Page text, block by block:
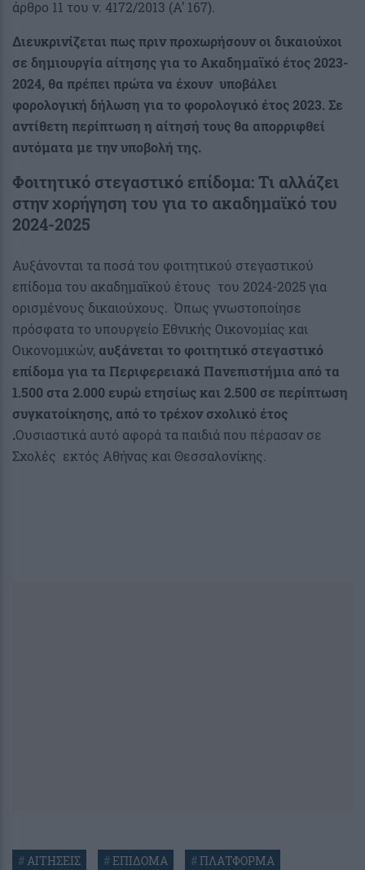
άρθρο 11 του ν. 4172/2013 (Α’ 167).
Διευκρινίζεται πως πριν προχωρήσουν οι δικαιούχοι
σε δημιουργία αίτησης για το Ακαδημαϊκό έτος 2023-
2024, θα πρέπει πρώτα να έχουν υποβάλει
φορολογική δήλωση για το φορολογικό έτος 2023. Σε
αντίθετη περίπτωση η αίτησή τους θα απορριφθεί
αυτόματα με την υποβολή της.
Φοιτητικό στεγαστικό επίδομα: Τι αλλάζει
στην χορήγηση του για το ακαδημαϊκό του
2024-2025
Αυξάνονται τα ποσά του φοιτητικού στεγαστικού
επίδομα του ακαδημαϊκού έτους του 2024-2025 για
ορισμένους δικαιούχους. Όπως γνωστοποίησε
πρόσφατα το υπουργείο Εθνικής Οικονομίας και
Οικονομικών, αυξάνεται το φοιτητικό στεγαστικό
επίδομα για τα Περιφερειακά Πανεπιστήμια από τα
1.500 στα 2.000 ευρώ ετησίως και 2.500 σε περίπτωση
συγκατοίκησης, από το τρέχον σχολικό έτος
.Ουσιαστικά αυτό αφορά τα παιδιά που πέρασαν σε
Σχολές εκτός Αθήνας και Θεσσαλονίκης.
#ΑΙΤΗΣΕΙΣ #ΕΠΙΔΟΜΑ #ΠΛΑΤΦΟΡΜΑ